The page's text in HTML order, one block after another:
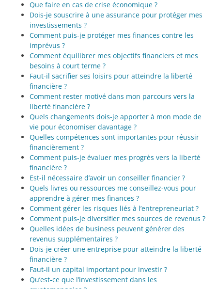
Que faire en cas de crise économique ?
Dois-je souscrire à une assurance pour protéger mes
investissements ?
Comment puis-je protéger mes finances contre les
imprévus ?
Comment équilibrer mes objectifs financiers et mes
besoins à court terme ?
Faut-il sacrifier ses loisirs pour atteindre la liberté
financière ?
Comment rester motivé dans mon parcours vers la
liberté financière ?
Quels changements dois-je apporter à mon mode de
vie pour économiser davantage ?
Quelles compétences sont importantes pour réussir
financièrement ?
Comment puis-je évaluer mes progrès vers la liberté
financière ?
Est-il nécessaire d’avoir un conseiller financier ?
Quels livres ou ressources me conseillez-vous pour
apprendre à gérer mes finances ?
Comment gérer les risques liés à l’entrepreneuriat ?
Comment puis-je diversifier mes sources de revenus ?
Quelles idées de business peuvent générer des
revenus supplémentaires ?
Dois-je créer une entreprise pour atteindre la liberté
financière ?
Faut-il un capital important pour investir ?
Qu’est-ce que l’investissement dans les